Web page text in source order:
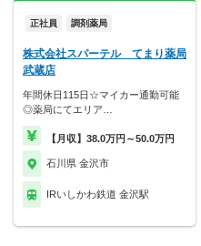
正社員 調剤薬局
株式会社スパーテル てまり薬局
武蔵店
年間休日115日☆マイカー通勤可能
◎薬局にてエリア…
【月収】38.0万円～50.0万円
石川県 金沢市
IRいしかわ鉄道 金沢駅